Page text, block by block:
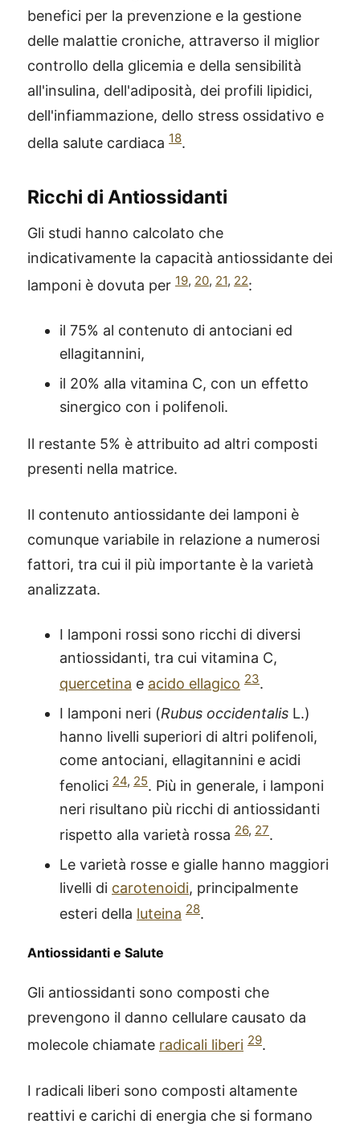
benefici per la prevenzione e la gestione
delle malattie croniche, attraverso il miglior
controllo della glicemia e della sensibilità
all'insulina, dell'adiposità, dei profili lipidici,
dell'infiammazione, dello stress ossidativo e
della salute cardiaca 18.
Ricchi di Antiossidanti
Gli studi hanno calcolato che
indicativamente la capacità antiossidante dei
lamponi è dovuta per 19, 20, 21, 22:
il 75% al contenuto di antociani ed
ellagitannini,
il 20% alla vitamina C, con un effetto
sinergico con i polifenoli.
Il restante 5% è attribuito ad altri composti
presenti nella matrice.
Il contenuto antiossidante dei lamponi è
comunque variabile in relazione a numerosi
fattori, tra cui il più importante è la varietà
analizzata.
I lamponi rossi sono ricchi di diversi
antiossidanti, tra cui vitamina C,
quercetina e acido ellagico 23.
I lamponi neri (Rubus occidentalis L.)
hanno livelli superiori di altri polifenoli,
come antociani, ellagitannini e acidi
fenolici 24, 25. Più in generale, i lamponi
neri risultano più ricchi di antiossidanti
rispetto alla varietà rossa 26, 27.
Le varietà rosse e gialle hanno maggiori
livelli di carotenoidi, principalmente
esteri della luteina 28.
Antiossidanti e Salute
Gli antiossidanti sono composti che
prevengono il danno cellulare causato da
molecole chiamate radicali liberi 29.
I radicali liberi sono composti altamente
reattivi e carichi di energia che si formano